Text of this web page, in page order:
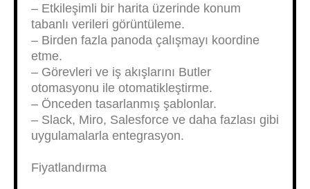
– Etkileşimli bir harita üzerinde konum
tabanlı verileri görüntüleme.
– Birden fazla panoda çalışmayı koordine
etme.
– Görevleri ve iş akışlarını Butler
otomasyonu ile otomatikleştirme.
– Önceden tasarlanmış şablonlar.
– Slack, Miro, Salesforce ve daha fazlası gibi
uygulamalarla entegrasyon.
Fiyatlandırma